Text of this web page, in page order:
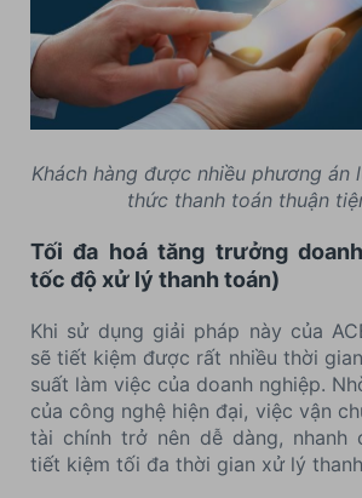
Khách hàng được nhiều phương án
thức thanh toán thuận
Tối đa hoá tăng trưởng
tốc độ xử lý thanh toán)
Khi sử dụng giải pháp này của
sẽ tiết kiệm được rất nhiều thời
suất làm việc của doanh nghiệp.
của công nghệ hiện đại, việc vận
tài chính trở nên dễ dàng, nhanh
tiết kiệm tối đa thời gian xử lý